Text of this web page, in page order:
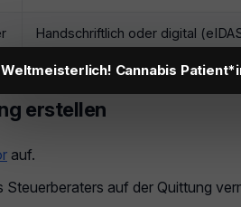
Handschriftlich oder digital
erstellen
auf.
Steuerberaters auf der Quittung
Weltmeisterlich! Cannabis